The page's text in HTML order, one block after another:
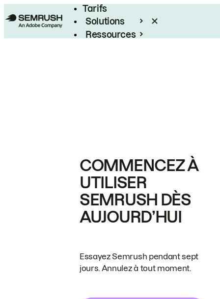
Tarifs
Solutions
Ressources
COMMENCEZ À
UTILISER
SEMRUSH DÈS
AUJOURD’HUI
Essayez Semrush pendant sept
jours. Annulez à tout moment.